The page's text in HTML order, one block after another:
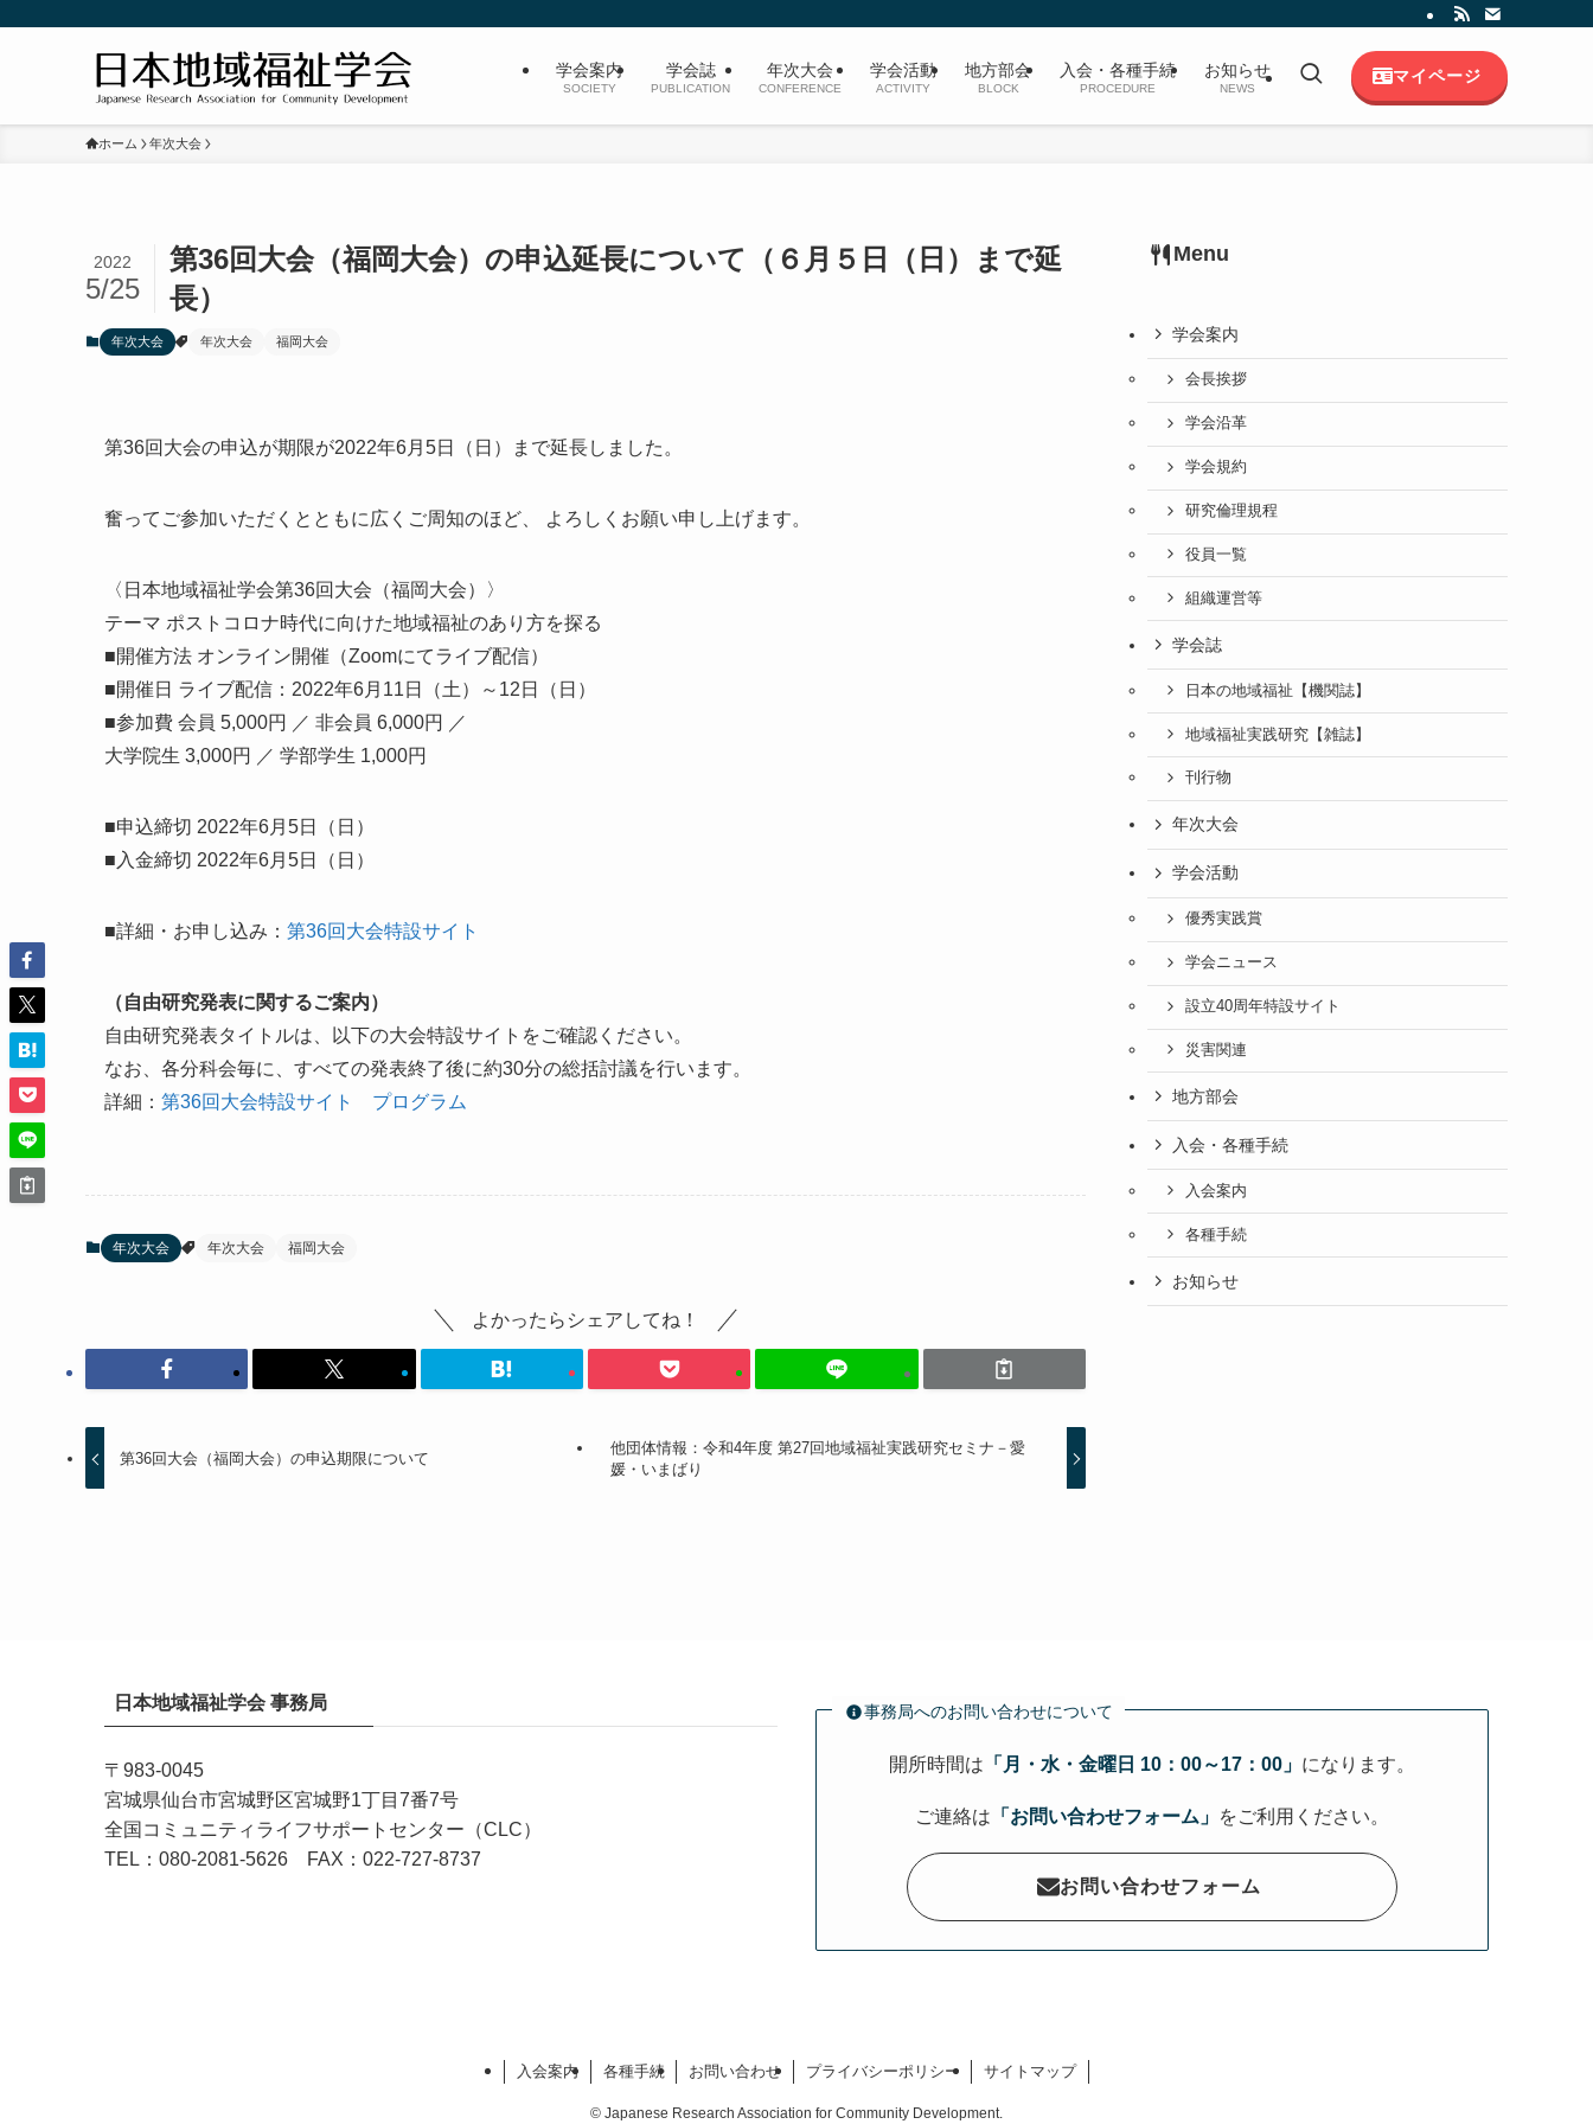
学会案内
SOCIETY
学会誌
PUBLICATION
年次大会
CONFERENCE
学会活動
ACTIVITY
地方部会
BLOCK
入会・各種手続
PROCEDURE
お知らせ
NEWS
マイページ
ホーム 年次大会
第36回大会（福岡大会）の申込延長について（６月５日（日）まで延
長）
2022
5/25
年次大会 年次大会 福岡大会
第36回大会の申込が期限が2022年6月5日（日）まで延長しました。
奮ってご参加いただくとともに広くご周知のほど、 よろしくお願い申し上げます。
〈日本地域福祉学会第36回大会（福岡大会）〉
テーマ ポストコロナ時代に向けた地域福祉のあり方を探る
■開催方法 オンライン開催（Zoomにてライブ配信）
■開催日 ライブ配信：2022年6月11日（土）～12日（日）
■参加費 会員 5,000円 ／ 非会員 6,000円 ／
大学院生 3,000円 ／ 学部学生 1,000円
■申込締切 2022年6月5日（日）
■入金締切 2022年6月5日（日）
■詳細・お申し込み： 第36回大会特設サイト
（自由研究発表に関するご案内）
自由研究発表タイトルは、以下の大会特設サイトをご確認ください。
なお、各分科会毎に、すべての発表終了後に約30分の総括討議を行います。
詳細： 第36回大会特設サイト プログラム
年次大会 年次大会 福岡大会
よかったらシェアしてね！
第36回大会（福岡大会）の申込期限について
他団体情報：令和4年度 第27回地域福祉実践研究セミナ－愛
媛・いまばり
Menu
学会案内
会長挨拶
学会沿革
学会規約
研究倫理規程
役員一覧
組織運営等
学会誌
日本の地域福祉【機関誌】
地域福祉実践研究【雑誌】
刊行物
年次大会
学会活動
優秀実践賞
学会ニュース
設立40周年特設サイト
災害関連
地方部会
入会・各種手続
入会案内
各種手続
お知らせ
日本地域福祉学会 事務局
〒983-0045
宮城県仙台市宮城野区宮城野1丁目7番7号
全国コミュニティライフサポートセンター（CLC）
TEL：080-2081-5626 FAX：022-727-8737
事務局へのお問い合わせについて
開所時間は 「月・水・金曜日 10：00～17：00」 になります。
ご連絡は 「お問い合わせフォーム」 をご利用ください。
お問い合わせフォーム
入会案内 各種手続 お問い合わせ プライバシーポリシー サイトマップ
© Japanese Research Association for Community Development.